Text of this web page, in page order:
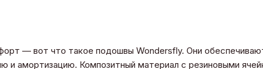
— вот что такое подошвы Wondersfly. Они
и амортизацию. Композитный материал с резиновыми